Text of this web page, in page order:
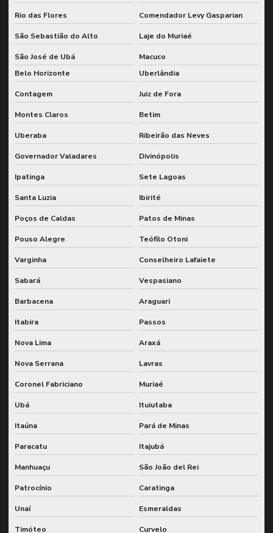
Inspeção por ultrassom em estruturas metálicas
Inspeção vasos de pressão nr13
Lubrificação industrial
Manutenção classe mundial wcm gfman
Manutenção preditiva de engrenagens industriais
Manutenção preventiva e preditiva com sap
Metodologia de grandes paradas
Monitoramento remoto de vibração
Monitoramento de vibração para plantas industriais
Monitoramento de vibração em tempo real
Monitoramento de vibrações
Pcm integrado ao sap
Planejamento e controle de manutenção integrado
Planejamento e controle de manutenção com sap
Planejamento estratégico de manutenção
Planejamento e execução de wcm
Planejamento de grandes paradas
Planejamento de manutenção preventiva no sap
Planejamento de manutenção utilizando sap
Planejamento de manutenção wcm
Planejamento de paradas para corrente crítica
Rio das Flores Comendador Levy Gasparian
São Sebastião do Alto Laje do Muriaé
São José de Ubá
Macuco
Belo Horizonte
Uberlândia
Contagem Juiz de Fora
Montes Claros Betim
Uberaba Ribeirão das Neves
Governador Valadares Divinópolis
Ipatinga Sete Lagoas
Santa Luzia Ibirité
Poços de Caldas Patos de Minas
Pouso Alegre Teófilo Otoni
Varginha Conselheiro Lafaiete
Sabará Vespasiano
Barbacena Araguari
Itabira Passos
Nova Lima Araxá
Nova Serrana Lavras
Coronel Fabriciano Muriaé
Ubá Ituiutaba
Itaúna Pará de Minas
Paracatu Itajubá
Manhuaçu São João del Rei
Patrocínio Caratinga
Unaí Esmeraldas
Timóteo Curvelo